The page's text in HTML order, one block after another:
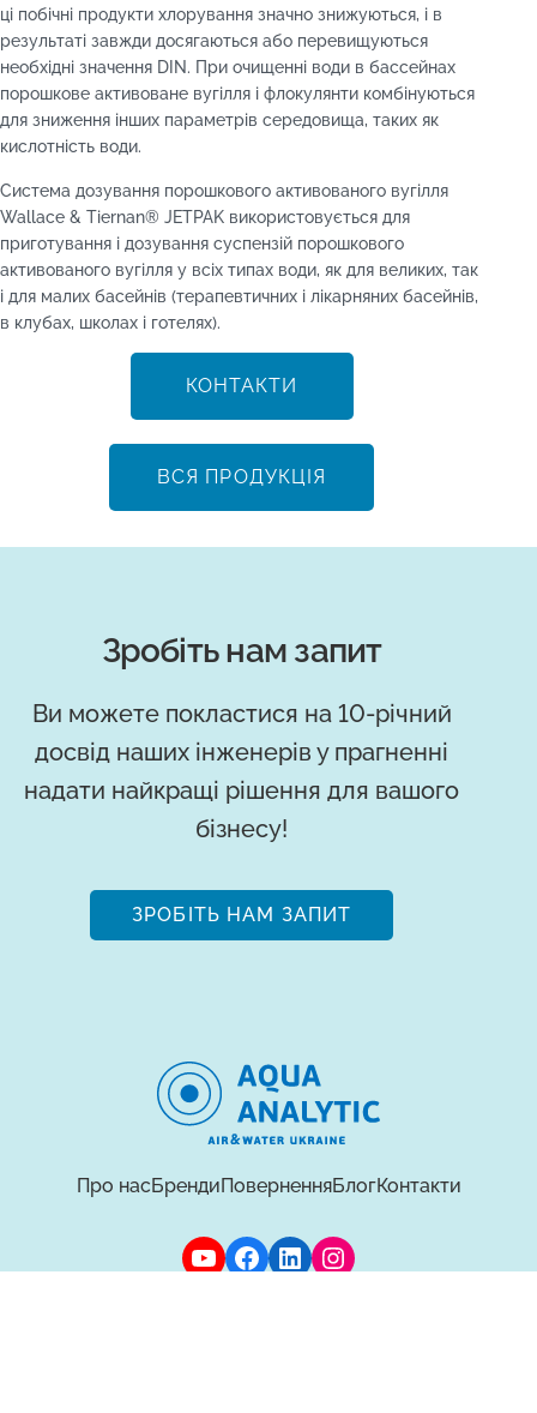
ці побічні продукти хлорування значно знижуються, і в
результаті завжди досягаються або перевищуються
необхідні значення DIN. При очищенні води в бассейнах
порошкове активоване вугілля і флокулянти комбінуються
для зниження інших параметрів середовища, таких як
кислотність води.
Система дозування порошкового активованого вугілля
Wallace & Tiernan® JETPAK використовується для
приготування і дозування суспензій порошкового
активованого вугілля у всіх типах води, як для великих, так
і для малих басейнів (терапевтичних і лікарняних басейнів,
в клубах, школах і готелях).
КОНТАКТИ
ВСЯ ПРОДУКЦІЯ
Зробіть нам запит
Ви можете покластися на 10-річний
досвід наших інженерів у прагненні
надати найкращі рішення для вашого
бізнесу!
ЗРОБІТЬ НАМ ЗАПИТ
Про насБрендиПоверненняБлогКонтакти